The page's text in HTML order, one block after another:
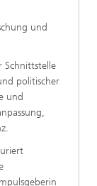
und
Schnittstelle
politischer
und